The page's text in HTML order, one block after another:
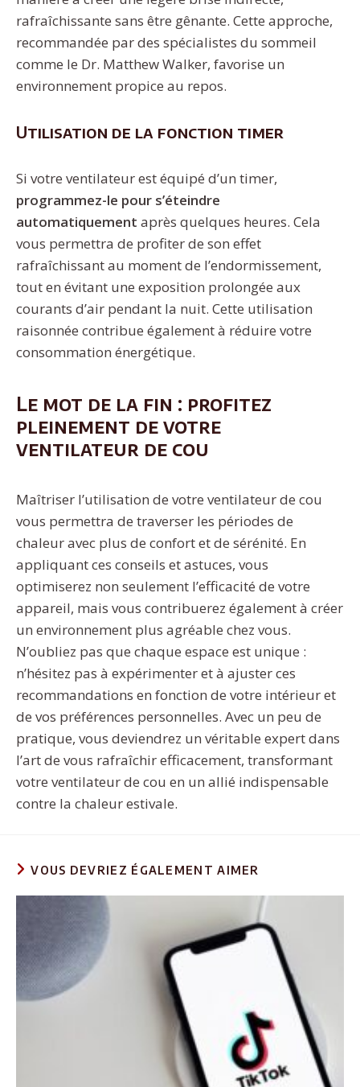
rafraîchissante sans être gênante. Cette approche,
recommandée par des spécialistes du sommeil
comme le Dr. Matthew Walker, favorise un
environnement propice au repos.
Utilisation de la fonction timer
Si votre ventilateur est équipé d’un timer,
programmez-le pour s’éteindre
automatiquement après quelques heures. Cela
vous permettra de profiter de son effet
rafraîchissant au moment de l’endormissement,
tout en évitant une exposition prolongée aux
courants d’air pendant la nuit. Cette utilisation
raisonnée contribue également à réduire votre
consommation énergétique.
Le mot de la fin : profitez
pleinement de votre
ventilateur de cou
Maîtriser l’utilisation de votre ventilateur de cou
vous permettra de traverser les périodes de
chaleur avec plus de confort et de sérénité. En
appliquant ces conseils et astuces, vous
optimiserez non seulement l’efficacité de votre
appareil, mais vous contribuerez également à créer
un environnement plus agréable chez vous.
N’oubliez pas que chaque espace est unique :
n’hésitez pas à expérimenter et à ajuster ces
recommandations en fonction de votre intérieur et
de vos préférences personnelles. Avec un peu de
pratique, vous deviendrez un véritable expert dans
l’art de vous rafraîchir efficacement, transformant
votre ventilateur de cou en un allié indispensable
contre la chaleur estivale.
VOUS DEVRIEZ ÉGALEMENT AIMER